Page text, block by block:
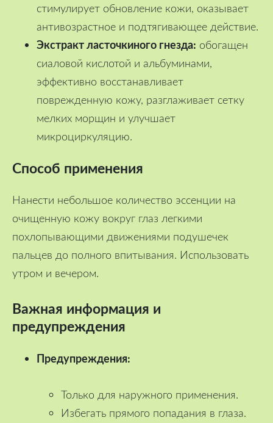
стимулирует обновление кожи, оказывает
антивозрастное и подтягивающее действие.
Экстракт ласточкиного гнезда: обогащен
сиаловой кислотой и альбуминами,
эффективно восстанавливает
поврежденную кожу, разглаживает сетку
мелких морщин и улучшает
микроциркуляцию.
Способ применения
Нанести небольшое количество эссенции на
очищенную кожу вокруг глаз легкими
похлопывающими движениями подушечек
пальцев до полного впитывания. Использовать
утром и вечером.
Важная информация и
предупреждения
Предупреждения:
Только для наружного применения.
Избегать прямого попадания в глаза.